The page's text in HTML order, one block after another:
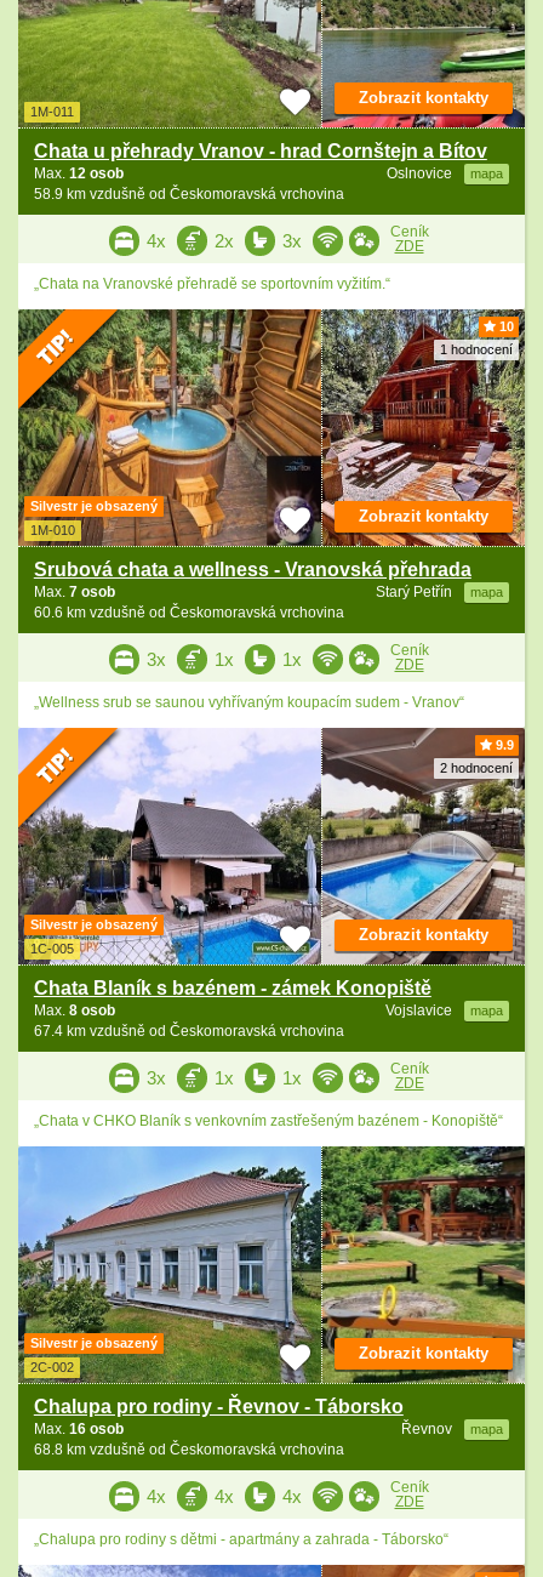
1M-011
Chata u přehrady Vranov - hrad Cornštejn a Bítov
Oslnovice mapa
Max. 12 osob
58.9 km vzdušně od Českomoravská vrchovina
Zobrazit kontakty
4x 2x 3x
Ceník
ZDE
„Chata na Vranovské přehradě se sportovním vyžitím.“
10
1 hodnocení
Silvestr je obsazený
1M-010
Srubová chata a wellness - Vranovská přehrada
Starý Petřín mapa
Max. 7 osob
60.6 km vzdušně od Českomoravská vrchovina
Zobrazit kontakty
3x 1x 1x
Ceník
ZDE
„Wellness srub se saunou vyhřívaným koupacím sudem - Vranov“
9.9
2 hodnocení
Silvestr je obsazený
1C-005
Chata Blaník s bazénem - zámek Konopiště
Vojslavice mapa
Max. 8 osob
67.4 km vzdušně od Českomoravská vrchovina
Zobrazit kontakty
3x 1x 1x
Ceník
ZDE
„Chata v CHKO Blaník s venkovním zastřešeným bazénem - Konopiště“
Silvestr je obsazený
2C-002
Chalupa pro rodiny - Řevnov - Táborsko
Řevnov mapa
Max. 16 osob
68.8 km vzdušně od Českomoravská vrchovina
Zobrazit kontakty
4x 4x 4x
Ceník
ZDE
„Chalupa pro rodiny s dětmi - apartmány a zahrada - Táborsko“